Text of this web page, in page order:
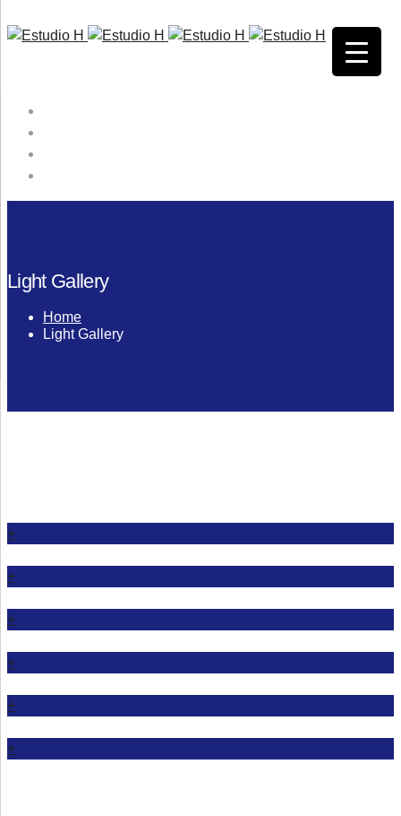
Light Gallery
Home
Light Gallery
+
+
+
+
+
+